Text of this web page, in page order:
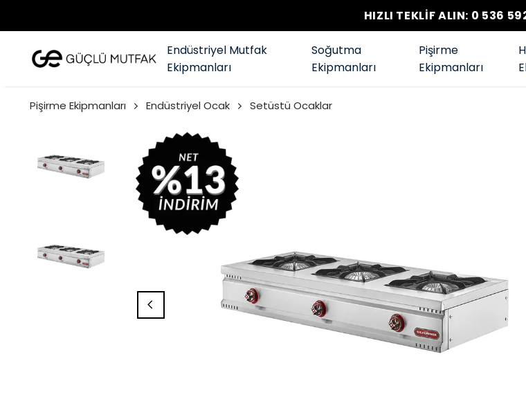
HIZLI TEKLİF ALIN: 0 536
Endüstriyel Mutfak
Ekipmanları
Soğutma
Ekipmanları
Pişirme
Ekipmanları
Pişirme Ekipmanları Endüstriyel Ocak Setüstü Ocaklar